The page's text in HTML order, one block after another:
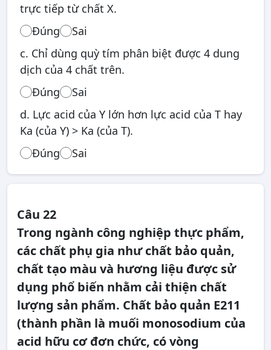
trực tiếp từ chất X.
Đúng
Sai
c. Chỉ dùng quỳ tím phân biệt được 4 dung
dịch của 4 chất trên.
Đúng
Sai
d. Lực acid của Y lớn hơn lực acid của T hay
Ka (của Y) > Ka (của T).
Đúng
Sai
Câu 22
Trong ngành công nghiệp thực phẩm,
các chất phụ gia như chất bảo quản,
chất tạo màu và hương liệu được sử
dụng phổ biến nhằm cải thiện chất
lượng sản phẩm. Chất bảo quản E211
(thành phần là muối monosodium của
acid hữu cơ đơn chức, có vòng